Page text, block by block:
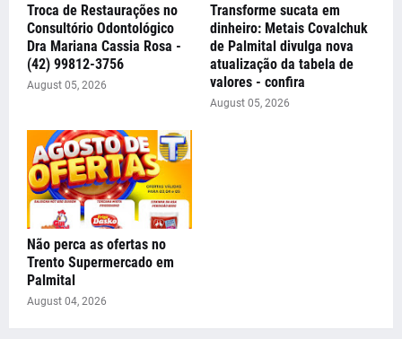
Troca de Restaurações no
Consultório Odontológico
Dra Mariana Cassia Rosa -
(42) 99812-3756
August 05, 2026
Transforme sucata em
dinheiro: Metais Covalchuk
de Palmital divulga nova
atualização da tabela de
valores - confira
August 05, 2026
Não perca as ofertas no
Trento Supermercado em
Palmital
August 04, 2026